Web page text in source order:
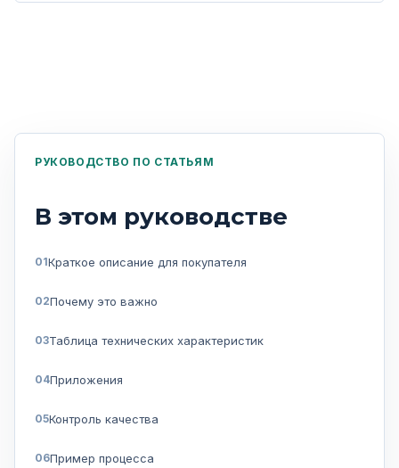
РУКОВОДСТВО ПО СТАТЬЯМ
В этом руководстве
Краткое описание для покупателя
Почему это важно
Таблица технических характеристик
Приложения
Контроль качества
Пример процесса